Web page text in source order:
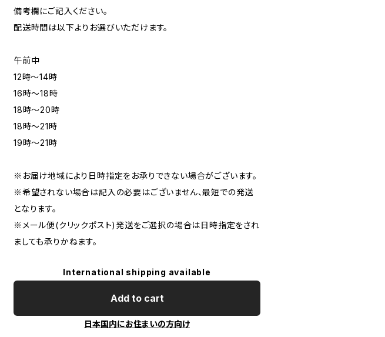
備考欄にご記入ください。
配送時間は以下よりお選びいただけます。
午前中
12時〜14時
16時〜18時
18時〜20時
18時〜21時
19時〜21時
※お届け地域により日時指定をお承りできない場合がございます。
※希望されない場合は記入の必要はございません、最短での発送
となります。
※メール便(クリックポスト)発送をご選択の場合は日時指定をされ
ましても承りかねます。
International shipping available
Add to cart
日本国内にお住まいの方向け